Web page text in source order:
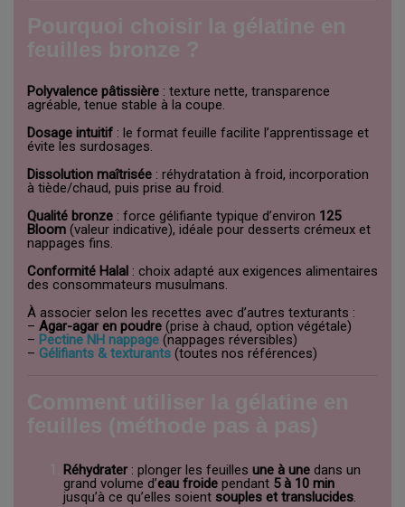
Polyvalence pâtissière : texture nette, transparence
agréable, tenue stable à la coupe.
Dosage intuitif : le format feuille facilite l’apprentissage et
évite les surdosages.
Dissolution maîtrisée : réhydratation à froid, incorporation
à tiède/chaud, puis prise au froid.
Qualité bronze : force gélifiante typique d’environ 125
Bloom (valeur indicative), idéale pour desserts crémeux et
nappages fins.
Conformité Halal : choix adapté aux exigences alimentaires
des consommateurs musulmans.
À associer selon les recettes avec d’autres texturants :
– Agar-agar en poudre (prise à chaud, option végétale)
– Pectine NH nappage (nappages réversibles)
– Gélifiants & texturants (toutes nos références)
Réhydrater: plonger les feuilles une à une dans un
grand volume d’eau froide pendant 5 à 10 min
jusqu’à ce qu’elles soient souples et translucides.